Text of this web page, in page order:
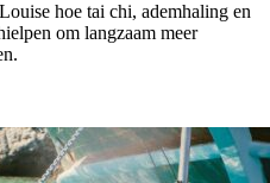
hoe tai chi, ademhaling en
om langzaam meer